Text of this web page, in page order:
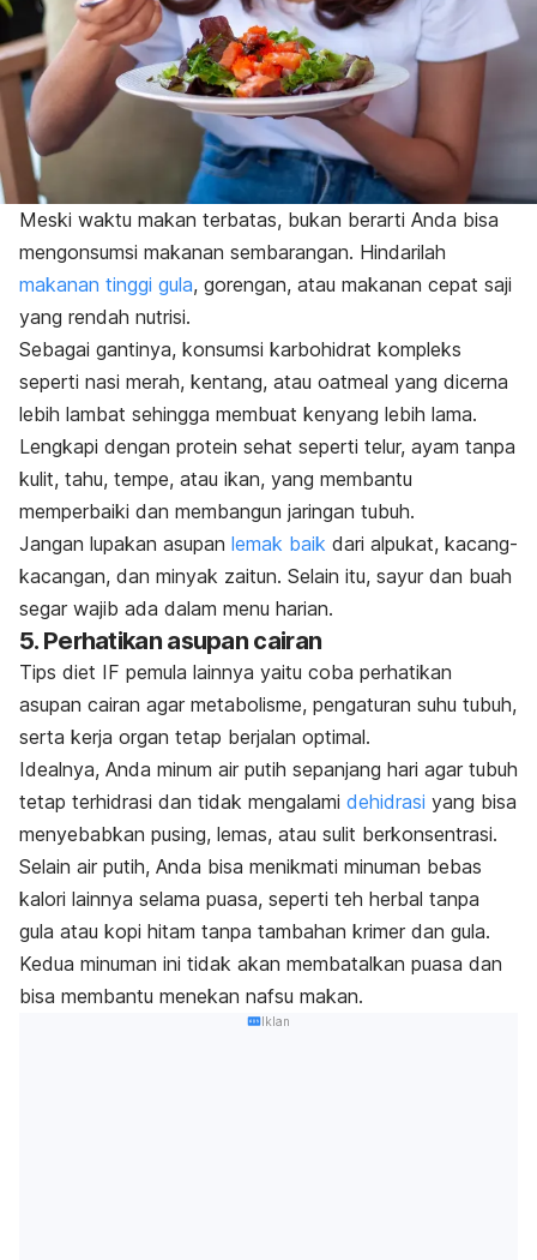
Meski waktu makan terbatas, bukan berarti Anda bisa
mengonsumsi makanan sembarangan. Hindarilah
makanan tinggi gula, gorengan, atau makanan cepat saji
yang rendah nutrisi.
Sebagai gantinya, konsumsi karbohidrat kompleks
seperti nasi merah, kentang, atau oatmeal yang dicerna
lebih lambat sehingga membuat kenyang lebih lama.
Lengkapi dengan protein sehat seperti telur, ayam tanpa
kulit, tahu, tempe, atau ikan, yang membantu
memperbaiki dan membangun jaringan tubuh.
Jangan lupakan asupan lemak baik dari alpukat, kacang-
kacangan, dan minyak zaitun. Selain itu, sayur dan buah
segar wajib ada dalam menu harian.
5. Perhatikan asupan cairan
Tips diet IF pemula lainnya yaitu coba perhatikan
asupan cairan agar metabolisme, pengaturan suhu tubuh,
serta kerja organ tetap berjalan optimal.
Idealnya, Anda minum air putih sepanjang hari agar tubuh
tetap terhidrasi dan tidak mengalami dehidrasi yang bisa
menyebabkan pusing, lemas, atau sulit berkonsentrasi.
Selain air putih, Anda bisa menikmati minuman bebas
kalori lainnya selama puasa, seperti teh herbal tanpa
gula atau kopi hitam tanpa tambahan krimer dan gula.
Kedua minuman ini tidak akan membatalkan puasa dan
bisa membantu menekan nafsu makan.
Iklan